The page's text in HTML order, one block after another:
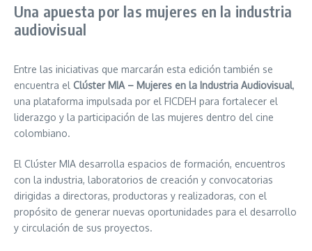
Una apuesta por las mujeres en la industria
audiovisual
Entre las iniciativas que marcarán esta edición también se
encuentra el Clúster MIA – Mujeres en la Industria Audiovisual,
una plataforma impulsada por el FICDEH para fortalecer el
liderazgo y la participación de las mujeres dentro del cine
colombiano.
El Clúster MIA desarrolla espacios de formación, encuentros
con la industria, laboratorios de creación y convocatorias
dirigidas a directoras, productoras y realizadoras, con el
propósito de generar nuevas oportunidades para el desarrollo
y circulación de sus proyectos.